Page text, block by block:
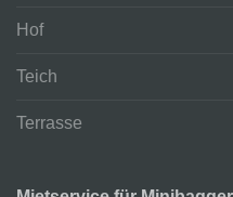
Hof
Teich
Terrasse